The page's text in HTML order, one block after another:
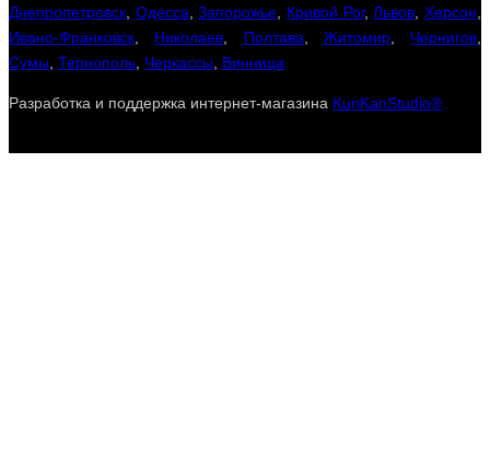
Днепропетровск Одесса ,Запорожье Кривой Рог,Львов ,Херсон
Ивано-Франковск
Николаев Полтава Житомир, Чернигов
Сумы Тернополь Черкассы Винница
Разработка и поддержка интернет-магазина KunKanStudio®